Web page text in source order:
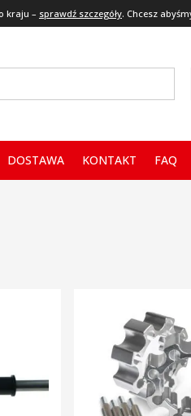
kraju – sprawdź szczegóły. Chcesz
DOSTAWA KONTAKT FAQ